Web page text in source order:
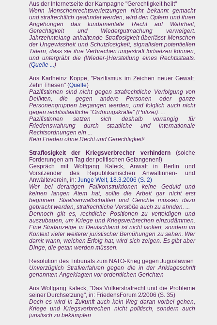
Aus der Internetseite der Kampagne "Gerechtigkeit heilt"
Wenn Menschenrechtsverletzungen nicht bekannt gemacht
und strafrechtlich geahndet werden, wird den Opfern und ihren
Angehörigen das fundamentale Recht auf Wahrheit,
Gerechtigkeit und Wiedergutmachung verweigert.
Jahrzehntelang anhaltende Straflosigkeit überlässt Menschen
der Ungewissheit und Schutzlosigkeit, signalisiert potentiellen
Tätern, dass sie ihre Verbrechen ungestraft fortsetzen können,
und untergräbt die (Wieder-)Herstellung eines Rechtsstaats.
(Quelle ...)
Aus Karlheinz Koppe, "Pazifismus im Zeichen neuer Gewalt.
Zehn Thesen" (Quelle)
PazifistInnen sind nicht gegen strafrechtliche Verfolgung von
Delikten, die gegen andere Personen oder ganze
Personengruppen begangen werden, und folglich auch nicht
gegen rechtsstaatliche "Ordnungskräfte" (Polizei). ...
PazifistInnen setzen sich deshalb vorrangig für
Friedenswahrung durch staatliche und internationale
Rechtsordnungen ein ...
Kein Frieden ohne Recht und Gerechtigkeit!
Straflosigkeit der Kriegsverbrecher verhindern (solche
Forderungen am Tag der politischen Gefangenen!)
Gespräch mit Wolfgang Kaleck, Anwalt in Berlin und
Vorsitzender des Republikanischen Anwältinnen- und
Anwälteverein, in: Junge Welt, 18.3.2006 (S. 2)
Wer bei derartigen Fallkonstruktionen keine Geduld und
keinen langen Atem hat, sollte die Arbeit gar nicht erst
beginnen. Staatsanwaltschaften und Gerichte müssen dazu
gebracht werden, strafrechtliche Verstöße auch zu ahnden. ...
Dennoch gilt es, rechtliche Positionen zu verteidigen und
auszubauen, um Kriege und Kriegsverbrechen einzudämmen.
Eine Strafanzeige in Deutschland ist nicht isoliert, sondern im
Kontext vieler weiterer juristischer Bemühungen zu sehen. Wer
damit wann, welchen Erfolg hat, wird sich zeigen. Es gibt aber
Dinge, die getan werden müssen.
Resolution des Tribunals zum NATO-Krieg gegen Jugoslawien
Unverzüglich Strafverfahren gegen die in der Anklageschrift
genannten Angeklagten vor ordentlichen Gerichten
Aus Wolfgang Kaleck, "Das Völkerstrafrecht und die Probleme
seiner Durchsetzung", in: FriedensForum 2/2006 (S. 35)
Doch es wird in Zukunft auch kein Weg daran vorbei gehen,
Kriege und Kriegsverbrechen nicht politisch, sondern auch
juristisch zu bekämpfen.